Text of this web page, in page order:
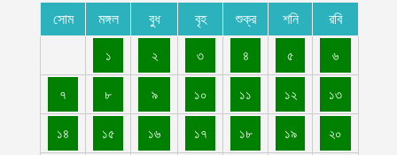
করতে কাবুলে হাসপাতাল পরিদর্শন কার্যক্রম শুরু করেছে ইমারাতে ইসলামিয়া
সোম মঙ্গল বুধ বৃহ শুক্র শনি রবি
১ ২ ৩ ৪ ৫ ৬
৭ ৮ ৯ ১০ ১১ ১২ ১৩
১৪ ১৫ ১৬ ১৭ ১৮ ১৯ ২০